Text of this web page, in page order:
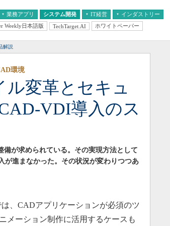
業務アプリ システム開発 IT経営
IT
中小企業とIT
インダストリー
医療IT
Weekly日本語版 TechTarget.AI ホワイトペーパー
解説
ル変革とセキュ
VDI導入のス
環境
が求められている。その実現方法として
が進まなかった。その状況が変わりつつあ
、CADアプリケーションが必須のツ
メーション制作に活用するケースも